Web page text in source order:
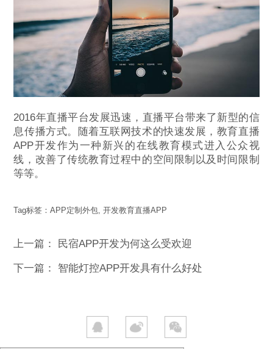
2016年直播平台发展迅速，直播平台带来了新型的信
息传播方式。随着互联网技术的快速发展，教育直播
APP开发作为一种新兴的在线教育模式进入公众视
线，改善了传统教育过程中的空间限制以及时间限制
等等。
Tag标签：APP定制外包,开发教育直播APP
上一篇： 民宿APP开发为何这么受欢迎
下一篇： 智能灯控APP开发具有什么好处